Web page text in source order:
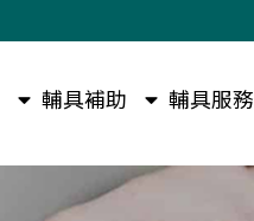
輔具補助 輔具服務